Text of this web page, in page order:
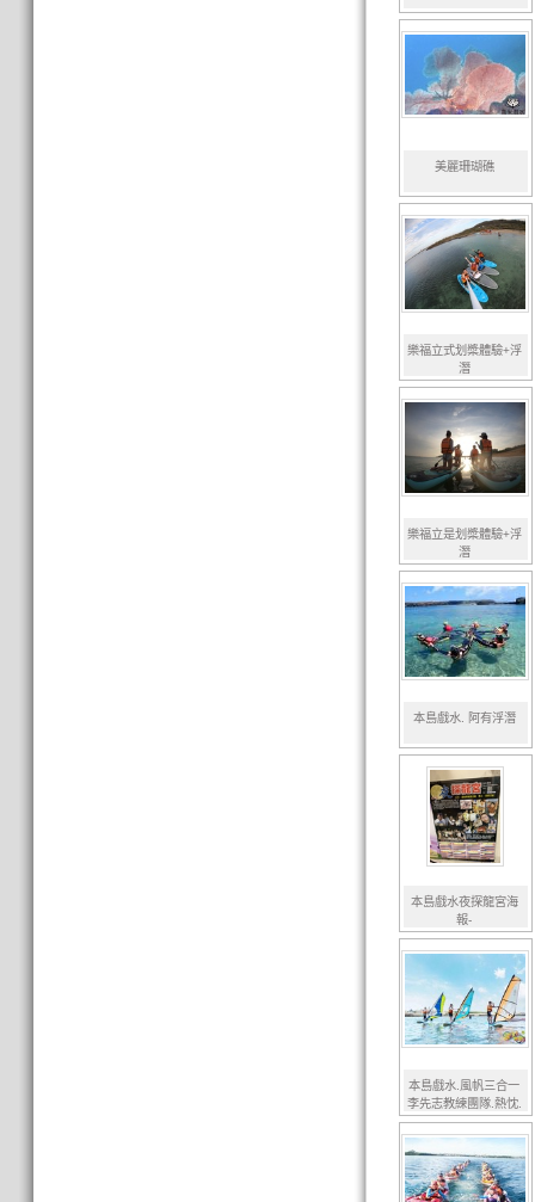
美麗珊瑚礁
樂福立式划槳體驗+浮
潛
樂福立是划槳體驗+浮
潛
本島戲水. 阿有浮潛
本島戲水夜探龍宮海
報-
本島戲水.風帆三合一
李先志教練團隊.熱忱.
細心百分百.風帆是結
合衝浪技巧及帆船航行
原理的水上活動.採一
對一的教學方式.輕鬆
駕馭